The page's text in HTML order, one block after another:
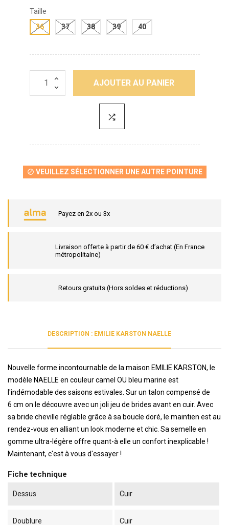
Taille
36
37 38 39 40
AJOUTER AU PANIER
 VEUILLEZ SÉLECTIONNER UNE AUTRE POINTURE
Payez en 2x ou 3x
Livraison offerte à partir de 60 € d’achat (En France
métropolitaine)
Retours gratuits (Hors soldes et réductions)
DESCRIPTION : EMILIE KARSTON NAELLE
Nouvelle forme incontournable de la maison EMILIE KARSTON, le
modèle NAELLE en couleur camel OU bleu marine est
l'indémodable des saisons estivales. Sur un talon compensé de
6 cm on le découvre avec un joli jeu de brides avant en cuir. Avec
sa bride cheville réglable grâce à sa boucle doré, le maintien est au
rendez-vous en alliant un look moderne et chic. Sa semelle en
gomme ultra-légère offre quant-à elle un confort inexplicable !
Maintenant, c'est à vous d'essayer !
Fiche technique
Dessus Cuir
Doublure Cuir